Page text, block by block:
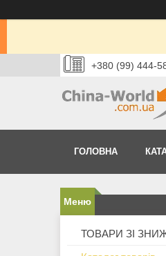
+380 (99) 444-
ГОЛОВНА
ТОВАРИ ЗІ